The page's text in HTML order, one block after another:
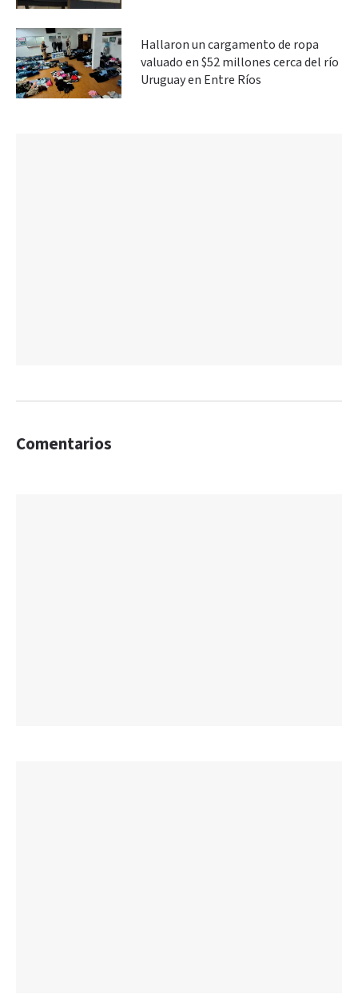
Hallaron un cargamento de ropa
valuado en $52 millones cerca del río
Uruguay en Entre Ríos
Comentarios